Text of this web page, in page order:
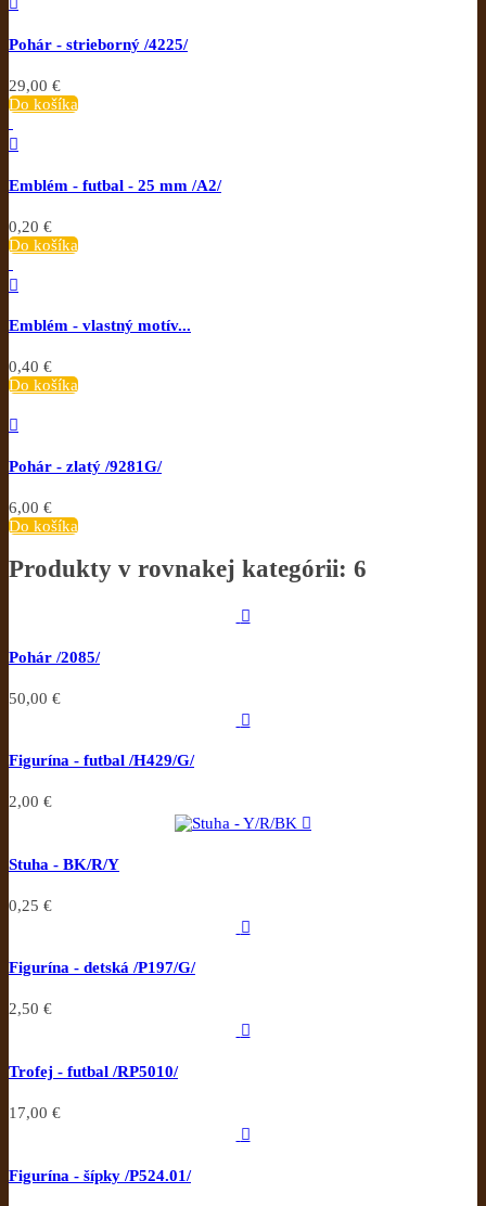

Pohár - strieborný /4225/
29,00 €
Do košíka

Emblém - futbal - 25 mm /A2/
0,20 €
Do košíka

Emblém - vlastný motív...
0,40 €
Do košíka

Pohár - zlatý /9281G/
6,00 €
Do košíka
Produkty v rovnakej kategórii: 6

Pohár /2085/
50,00 €

Figurína - futbal /H429/G/
2,00 €

Stuha - BK/R/Y
0,25 €

Figurína - detská /P197/G/
2,50 €

Trofej - futbal /RP5010/
17,00 €

Figurína - šípky /P524.01/